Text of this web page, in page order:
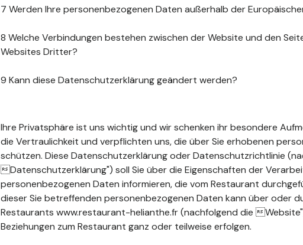
7 Werden Ihre personenbezogenen Daten außerhalb der
8 Welche Verbindungen bestehen zwischen der Website und den
Websites Dritter?
9 Kann diese Datenschutzerklärung geändert werden?
Ihre Privatsphäre ist uns wichtig und wir schenken ihr besondere
die Vertraulichkeit und verpflichten uns, die über Sie erhobenen
schützen. Diese Datenschutzerklärung oder Datenschutzrichtlinie
Datenschutzerklärung") soll Sie über die Eigenschaften der
personenbezogenen Daten informieren, die vom Restaurant
dieser Sie betreffenden personenbezogenen Daten kann über oder
Restaurants www.restaurant-helianthe.fr (nachfolgend die
Beziehungen zum Restaurant ganz oder teilweise erfolgen.